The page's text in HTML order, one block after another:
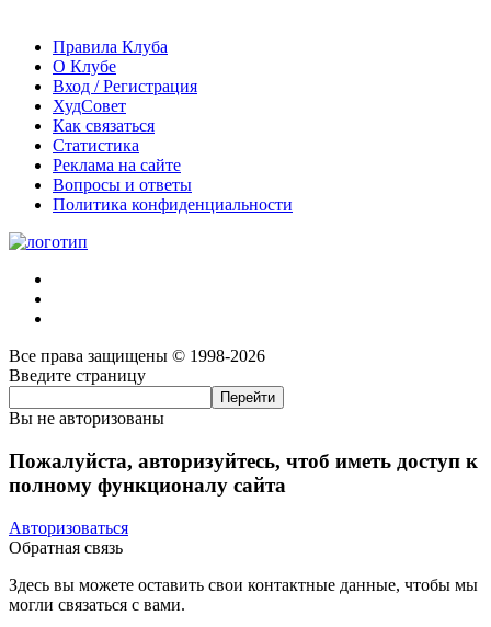
Правила Клуба
О Клубе
Вход / Регистрация
ХудСовет
Как связаться
Статистика
Реклама на сайте
Вопросы и ответы
Политика конфиденциальности
Все права защищены © 1998-2026
Введите страницу
Вы не авторизованы
Пожалуйста, авторизуйтесь, чтоб иметь доступ к
полному функционалу сайта
Авторизоваться
Обратная связь
Здесь вы можете оставить свои контактные данные, чтобы мы
могли связаться с вами.